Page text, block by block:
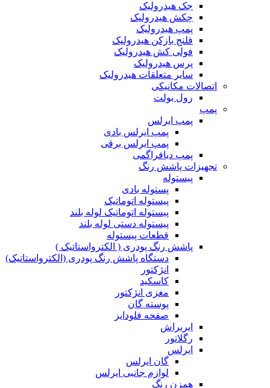
جک هیدرولیک
چکش هیدرولیک
پمپ هیدرولیک
فلنج بازکن هیدرولیک
فولی کش هیدرولیک
پرس هیدرولیک
سایر متعلقات هیدرولیک
اتصالات مکانیکی
رول بولت
پمپ
پمپ ایرلس
پمپ ایرلس بادی
پمپ ایرلس برقی
پمپ دیافراگمی
تجهیزات پاشش رنگ
پیستوله
پستوله بادی
پیستوله اتوماتیک
پیستوله اتوماتیک لوله بلند
پیستوله دستی لوله بلند
قطعات پیستوله
پاشش رنگ پودری ( الکترواستاتیک )
دستگاه پاشش رنگ پودری (الکترواستاتیک)
انژکتور
کاسکید
مغزی انژکتور
پوسته گان
صفحه فلودایز
ایربراش
رگلاتور
ایرلس
گان ایرلس
لوازم جانبی ایرلس
همزن رنگ